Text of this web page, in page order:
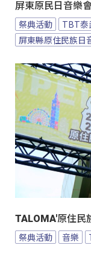
屏東原民日音樂
祭典活動 TBT泰
屏東縣原住民族日
TALOMA'原住民
祭典活動 音樂